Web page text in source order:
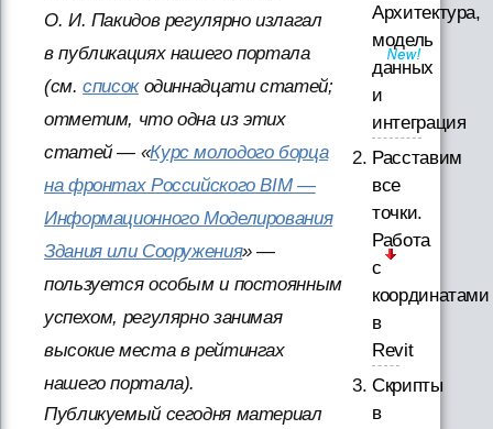
О. И. Пакидов регулярно излагал
в публикациях нашего портала
(см.списокодиннадцати статей;
отметим, что одна из этих
статей — «Курс молодого борца
на фронтах Российского BIM —
Информационного Моделирования
Здания или Сооружения» —
пользуется особым и постоянным
успехом, регулярно занимая
высокие места в рейтингах
нашего портала).
Публикуемый сегодня материал
Архитектура,
модель
данных
и
интеграция
Расставим
все
точки.
Работа
с
координатами
в
Revit
Скрипты
в